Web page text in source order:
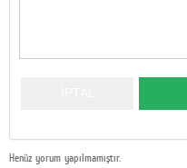
Henüz yorum yapılmamıştır.